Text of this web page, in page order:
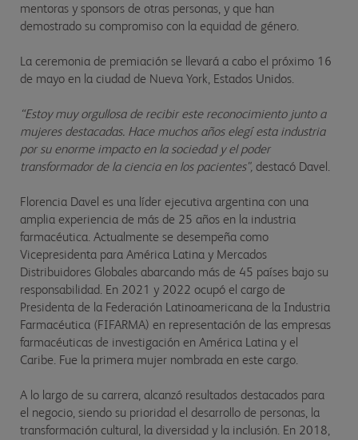
mentoras y sponsors de otras personas, y que han
demostrado su compromiso con la equidad de género.
La ceremonia de premiación se llevará a cabo el próximo 16
de mayo en la ciudad de Nueva York, Estados Unidos.
“Estoy muy orgullosa de recibir este reconocimiento junto a
mujeres destacadas. Hace muchos años elegí esta industria
por su enorme impacto en la sociedad y el poder
transformador de la ciencia en los pacientes", destacó Davel.
Florencia Davel es una líder ejecutiva argentina con una
amplia experiencia de más de 25 años en la industria
farmacéutica. Actualmente se desempeña como
Vicepresidenta para América Latina y Mercados
Distribuidores Globales abarcando más de 45 países bajo su
responsabilidad. En 2021 y 2022 ocupó el cargo de
Presidenta de la Federación Latinoamericana de la Industria
Farmacéutica (FIFARMA) en representación de las empresas
farmacéuticas de investigación en América Latina y el
Caribe. Fue la primera mujer nombrada en este cargo.
A lo largo de su carrera, alcanzó resultados destacados para
el negocio, siendo su prioridad el desarrollo de personas, la
transformación cultural, la diversidad y la inclusión. En 2018,